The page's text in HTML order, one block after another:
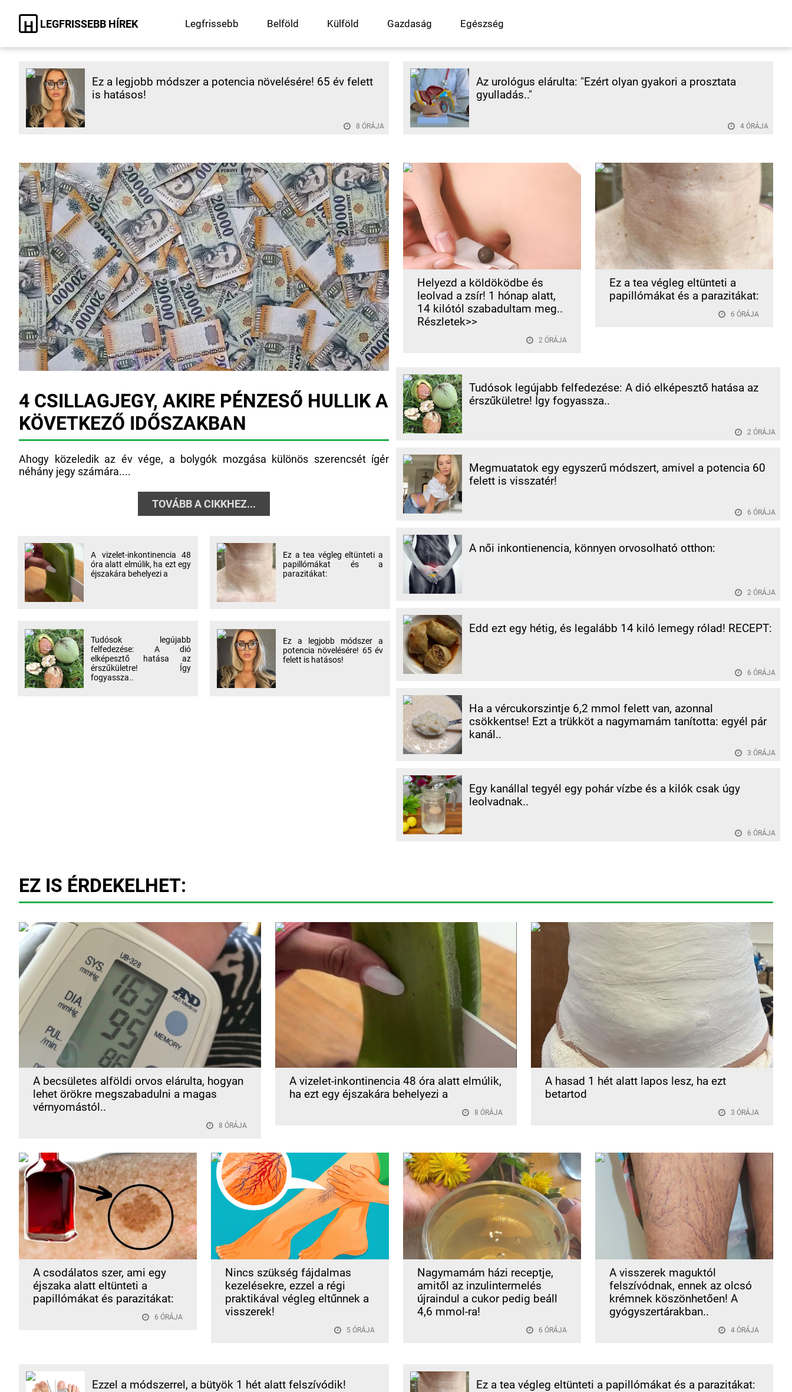
H LEGFRISSEBB HÍREK Legfrissebb Belföld Külföld Gazdaság Egészség
Ez a legjobb módszer a potencia növelésére! 65 év felett
is hatásos!
8 ÓRÁJA
Az urológus elárulta: "Ezért olyan gyakori a prosztata
gyulladás.."
4 ÓRÁJA
4 CSILLAGJEGY, AKIRE PÉNZESŐ HULLIK A
KÖVETKEZŐ IDŐSZAKBAN
Ahogy közeledik az év vége, a bolygók mozgása különös szerencsét ígér
néhány jegy számára....
TOVÁBB A CIKKHEZ...
A vizelet-inkontinencia 48
óra alatt elmúlik, ha ezt egy
éjszakára behelyezi a
Ez a tea végleg eltünteti a
papillómákat és a
parazitákat:
Tudósok legújabb
felfedezése: A dió
elképesztő hatása az
érszűkületre! Így
fogyassza..
Ez a legjobb módszer a
potencia növelésére! 65 év
felett is hatásos!
Helyezd a köldöködbe és
leolvad a zsír! 1 hónap alatt,
14 kilótól szabadultam meg..
Részletek>>
2 ÓRÁJA
Ez a tea végleg eltünteti a
papillómákat és a parazitákat:
6 ÓRÁJA
Tudósok legújabb felfedezése: A dió elképesztő hatása az
érszűkületre! Így fogyassza..
2 ÓRÁJA
Megmuatatok egy egyszerű módszert, amivel a potencia 60
felett is visszatér!
6 ÓRÁJA
A női inkontienencia, könnyen orvosolható otthon:
2 ÓRÁJA
Edd ezt egy hétig, és legalább 14 kiló lemegy rólad! RECEPT:
6 ÓRÁJA
Ha a vércukorszintje 6,2 mmol felett van, azonnal
csökkentse! Ezt a trükköt a nagymamám tanította: egyél pár
kanál..
3 ÓRÁJA
Egy kanállal tegyél egy pohár vízbe és a kilók csak úgy
leolvadnak..
6 ÓRÁJA
EZ IS ÉRDEKELHET:
A becsületes alföldi orvos elárulta, hogyan
lehet örökre megszabadulni a magas
vérnyomástól..
8 ÓRÁJA
A vizelet-inkontinencia 48 óra alatt elmúlik,
ha ezt egy éjszakára behelyezi a
8 ÓRÁJA
A hasad 1 hét alatt lapos lesz, ha ezt
betartod
3 ÓRÁJA
A csodálatos szer, ami egy
éjszaka alatt eltünteti a
papillómákat és parazitákat:
6 ÓRÁJA
Nincs szükség fájdalmas
kezelésekre, ezzel a régi
praktikával végleg eltűnnek a
visszerek!
5 ÓRÁJA
Nagymamám házi receptje,
amitől az inzulintermelés
újraindul a cukor pedig beáll
4,6 mmol-ra!
6 ÓRÁJA
A visszerek maguktól
felszívódnak, ennek az olcsó
krémnek köszönhetően! A
gyógyszertárakban..
4 ÓRÁJA
Ezzel a módszerrel, a bütyök 1 hét alatt felszívódik! Ez a tea végleg eltünteti a papillómákat és a parazitákat: